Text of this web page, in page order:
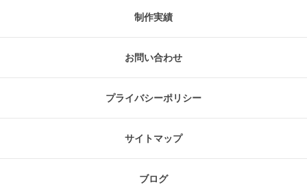
制作実績
お問い合わせ
プライバシーポリシー
サイトマップ
ブログ